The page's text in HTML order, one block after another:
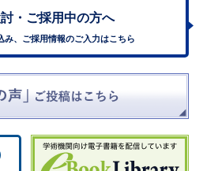
・ ご採用中の方へ
み、ご採用情報のご入力はこちら